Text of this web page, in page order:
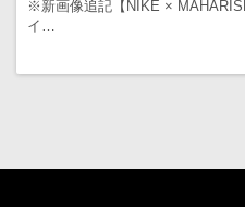
※新画像追記【NIKE ×
イ…